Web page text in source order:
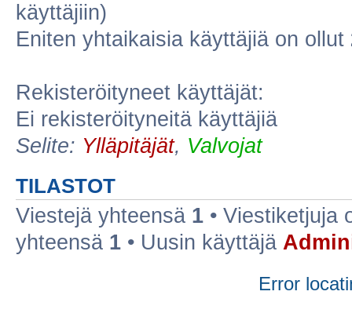
käyttäjiin)
Eniten yhtaikaisia käyttäjiä on ollut
Rekisteröityneet käyttäjät:
Ei rekisteröityneitä käyttäjiä
Selite: Ylläpitäjät, Valvojat
TILASTOT
Viestejä yhteensä 1 • Viestiketjuja
yhteensä 1 • Uusin käyttäjä
Error